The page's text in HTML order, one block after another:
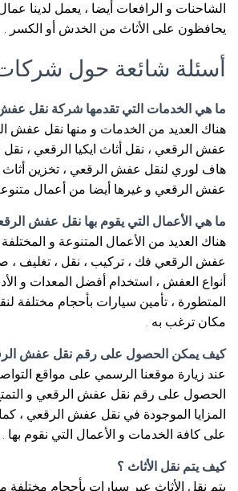
الشاحنات و الرافعات أيضا ، يعمل لدينا
يحافظون على الأثاث من الخدش أو الكسر .
أسئلة شائعة حول
ما هي الخدمات التي تقدمها شركة نقل
هناك العديد من الخدمات و منها نقل عفش
عفش الرقعي ، نقل أثاث ايكيا الرقعي ،
هاف لوري لنقل عفش الرقعي ، تخزين أثاث
عفش الرقعي و غيرها أيضا من أعمال
ما هي الأعمال التي يقوم بها نقل عفش
هناك العديد من الأعمال المتنوعة و
عفش الرقعي فك ، تركيب ، نقل ، تغليف ،
أنواع العفش ، استخدام أفضل المعدات و
المتطورة ، تأمين سيارات بأحجام مختلفة
مكان ترغب به .
كيف يمكن الحصول على رقم نقل عفش
عند زيارة موقعنا الرسمي على مواقع
الحصول على رقم نقل عفش الرقعي و
المزايا الموجودة في نقل عفش الرقعي ،
على كافة الخدمات و الأعمال التي نقوم بها .
كيف يتم نقل الأثاث ؟
يتم نقل الأثاث عبر سيارات بأحجام مختلفة